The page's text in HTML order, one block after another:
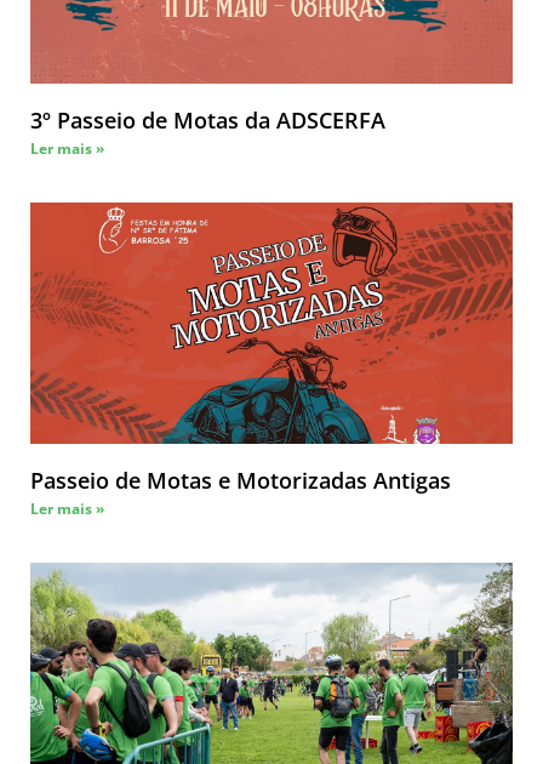
3º Passeio de Motas da ADSCERFA
Ler mais »
Passeio de Motas e Motorizadas Antigas
Ler mais »